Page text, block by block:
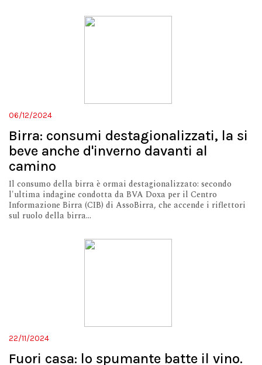
06/12/2024
Birra: consumi destagionalizzati, la si
beve anche d'inverno davanti al
camino
Il consumo della birra è ormai destagionalizzato: secondo
l'ultima indagine condotta da BVA Doxa per il Centro
Informazione Birra (CIB) di AssoBirra, che accende i riflettori
sul ruolo della birra...
22/11/2024
Fuori casa: lo spumante batte il vino.